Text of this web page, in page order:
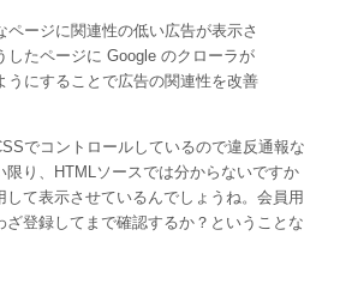
ページに関連性の低い広告が表示さ
したページに Google のクローラが
うにすることで広告の関連性を改善
でコントロールしているので違反通報な
限り、HTMLソースでは分からないですか
して表示させているんでしょうね。会員用
ざ登録してまで確認するか？ということな